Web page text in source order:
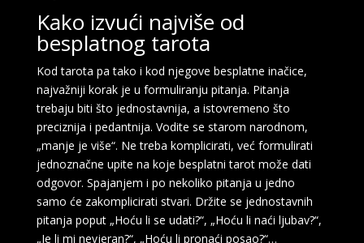
Kako izvući najviše od
besplatnog tarota
Kod tarota pa tako i kod njegove besplatne inačice,
najvažniji korak je u formuliranju pitanja. Pitanja
trebaju biti što jednostavnija, a istovremeno što
preciznija i pedantnija. Vodite se starom narodnom,
„manje je više“. Ne treba komplicirati, već formulirati
jednoznačne upite na koje besplatni tarot može dati
odgovor. Spajanjem i po nekoliko pitanja u jedno
samo će zakomplicirati stvari. Držite se jednostavnih
pitanja poput „Hoću li se udati?“, „Hoću li naći ljubav?“,
„Je li mi nevjeran?“, „Hoću li pronaći posao?“…